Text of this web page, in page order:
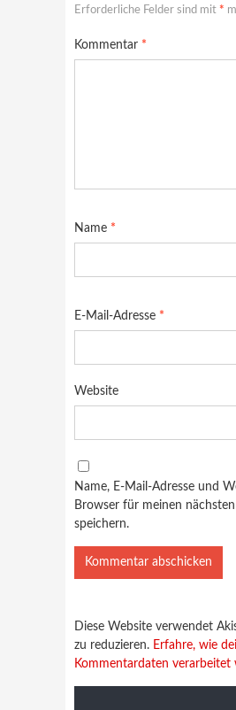
Erforderliche Felder sind mit *
Kommentar *
Name *
E-Mail-Adresse *
Website
Name, E-Mail-Adresse und
Browser für meinen
speichern.
Diese Website verwendet
zu reduzieren. Erfahre, wie
Kommentardaten verarbeitet